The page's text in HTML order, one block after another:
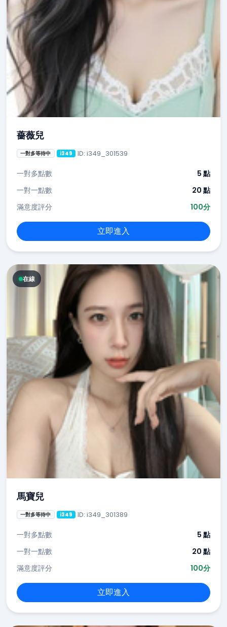
薔薇兒
一對多等待中 i349 ID: i349_301539
一對多點數
5 點
一對一點數
20 點
滿意度評分
100分
立即進入
在線
馬寶兒
一對多等待中 i349 ID: i349_301389
一對多點數
5 點
一對一點數
20 點
滿意度評分
100分
立即進入